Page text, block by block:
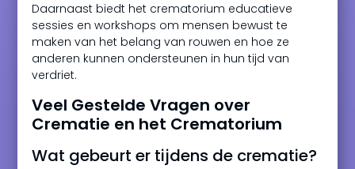
Daarnaast biedt het crematorium educatieve
sessies en workshops om mensen bewust te
maken van het belang van rouwen en hoe ze
anderen kunnen ondersteunen in hun tijd van
verdriet.
Veel Gestelde Vragen over
Crematie en het Crematorium
Wat gebeurt er tijdens de crematie?